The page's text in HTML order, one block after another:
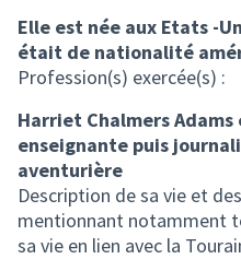
Elle est née aux Etats -
était de nationalité
Profession(s) exercée(s) :
Harriet Chalmers
enseignante puis
aventurière
Description de sa vie et
mentionnant notamment
sa vie en lien avec la